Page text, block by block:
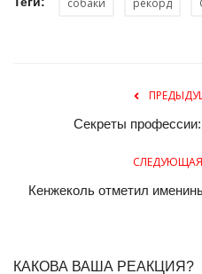
Секреты
СЛЕДУЮЩАЯ
Кенжеколь отметил
КАКОВА ВАША РЕАКЦИЯ?